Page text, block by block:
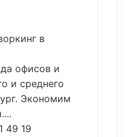
в
офисов и
и среднего
Экономим
49 19